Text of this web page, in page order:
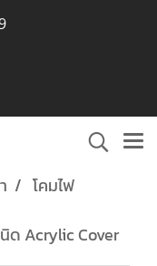
โคมไฟ
ด Acrylic Cover